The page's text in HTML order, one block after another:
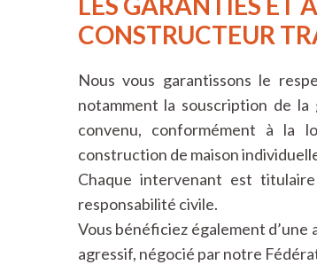
CONSTRUCTEUR
Nous vous garantissons le
notamment la souscription de
convenu, conformément à
construction de maison
Chaque intervenant est
responsabilité civile.
Vous bénéficiez également
agressif, négocié par notre